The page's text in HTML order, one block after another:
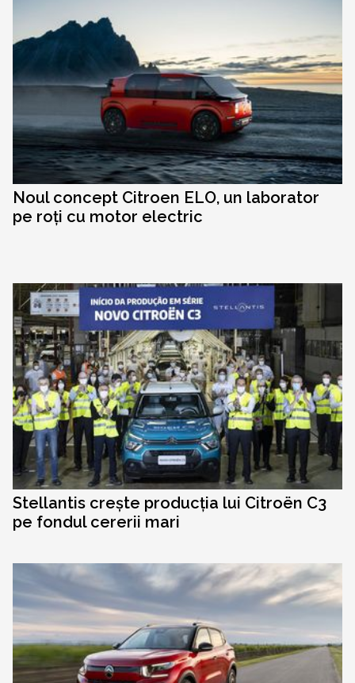
Noul concept Citroen ELO, un laborator
pe roți cu motor electric
Stellantis crește producția lui Citroën C3
pe fondul cererii mari